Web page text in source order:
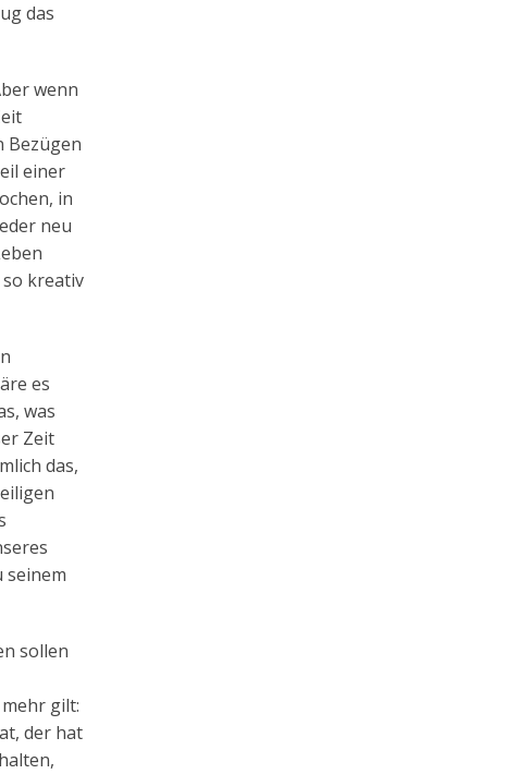
das
wenn
Bezügen
einer
in
neu
kreativ
es
was
Zeit
das,
seinem
sollen
gilt:
der hat